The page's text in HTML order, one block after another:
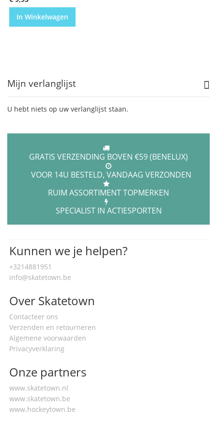
In Winkelwagen
Mijn verlanglijst
U hebt niets op uw verlanglijst staan.
GRATIS VERZENDING BOVEN €59 (BENELUX)
VOOR 14U BESTELD, VANDAAG VERZONDEN
RUIM ASSORTIMENT TOPMERKEN
SPECIALIST IN ACTIESPORTEN
Kunnen we je helpen?
+3214881951
info@skatetown.be
Over Skatetown
Contacteer ons
Verzenden en retourneren
Algemene voorwaarden
Privacyverklaring
Onze partners
www.skatetown.nl
www.skatetown.be
www.hockeytown.be